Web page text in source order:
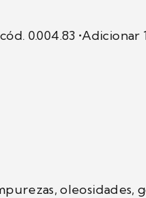
0.004.83